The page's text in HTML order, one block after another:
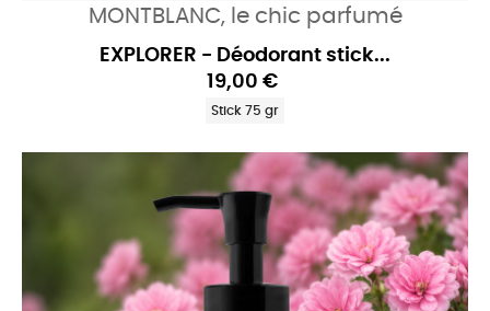
MONTBLANC, le chic parfumé
EXPLORER - Déodorant stick...
19,00 €
Stick 75 gr